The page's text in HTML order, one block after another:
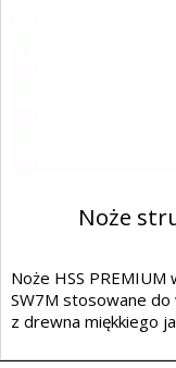
Noże
Noże HSS
SW7M stosowane
z drewna miękkiego